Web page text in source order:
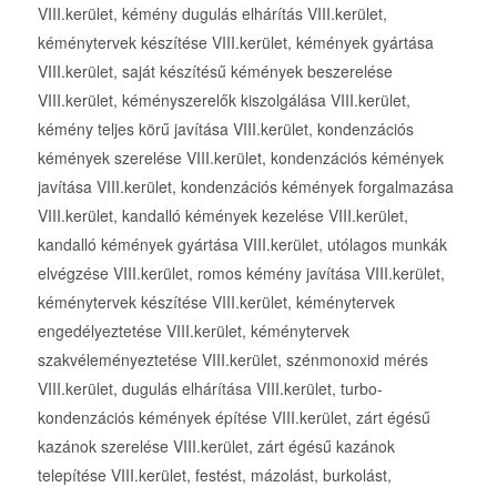
VIII.kerület, kémény dugulás elhárítás VIII.kerület,
kéménytervek készítése VIII.kerület, kémények gyártása
VIII.kerület, saját készítésű kémények beszerelése
VIII.kerület, kéményszerelők kiszolgálása VIII.kerület,
kémény teljes körű javítása VIII.kerület, kondenzációs
kémények szerelése VIII.kerület, kondenzációs kémények
javítása VIII.kerület, kondenzációs kémények forgalmazása
VIII.kerület, kandalló kémények kezelése VIII.kerület,
kandalló kémények gyártása VIII.kerület, utólagos munkák
elvégzése VIII.kerület, romos kémény javítása VIII.kerület,
kéménytervek készítése VIII.kerület, kéménytervek
engedélyeztetése VIII.kerület, kéménytervek
szakvéleményeztetése VIII.kerület, szénmonoxid mérés
VIII.kerület, dugulás elhárítása VIII.kerület, turbo-
kondenzációs kémények építése VIII.kerület, zárt égésű
kazánok szerelése VIII.kerület, zárt égésű kazánok
telepítése VIII.kerület, festést, mázolást, burkolást,